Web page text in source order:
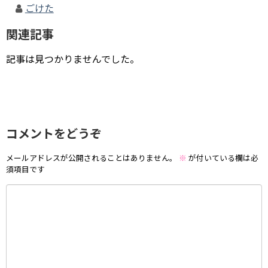
ごけた
関連記事
記事は見つかりませんでした。
コメントをどうぞ
メールアドレスが公開されることはありません。 ※ が付いている欄は必
須項目です